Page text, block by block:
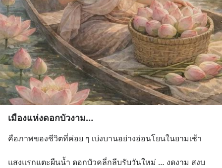
เมืองแห่งดอกบัวงาม…
คือภาพของชีวิตที่ค่อย ๆ เบ่งบานอย่างอ่อนโยนในยามเช้า
แสงแรกแตะผืนน้ำ ดอกบัวคลี่กลีบรับวันใหม่ … งดงาม สงบ